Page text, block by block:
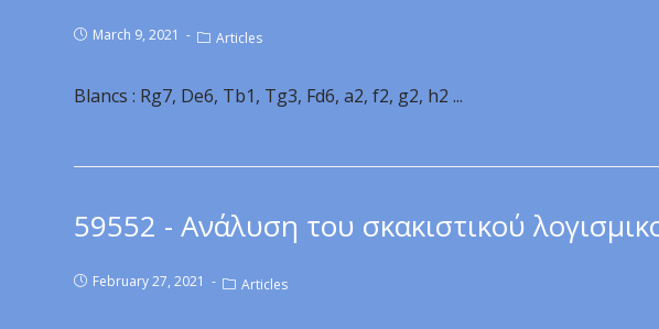
March 9, 2021 Articles
Blancs : Rg7, De6, Tb1, Tg3, Fd6, a2, f2, g2, h2 ...
59552 - Ανάλυση του σκακιστικού
February 27, 2021 Articles